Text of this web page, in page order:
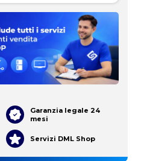
Garanzia legale 24
mesi
Servizi DML Shop